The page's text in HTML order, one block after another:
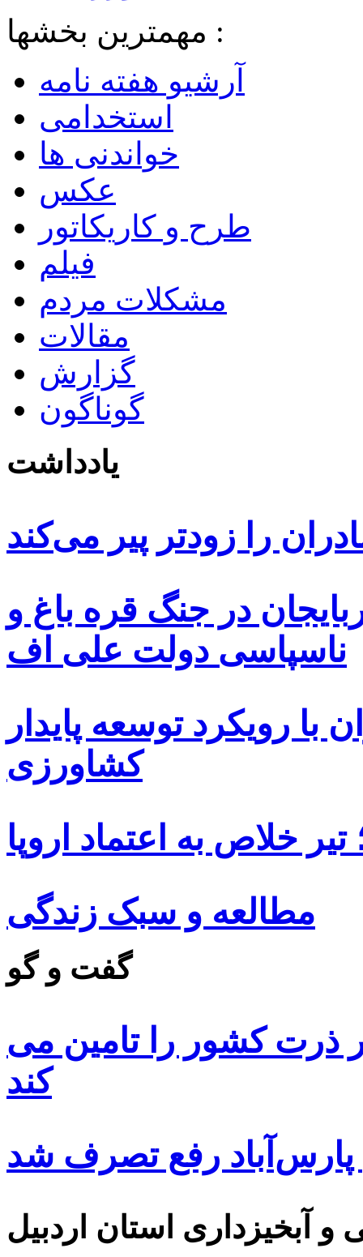
مهمترین بخشها :
آرشیو هفته نامه
استخدامی
خواندنی ها
عکس
طرح و کاریکاتور
فیلم
مشکلات مردم
مقالات
گزارش
گوناگون
یادداشت
را زودتر پیر می‌کند
در جنگ قره باغ و
ناسپاسی دولت علی اف
با رویکرد توسعه پایدار
کشاورزی
خلاص به اعتماد اروپا
مطالعه و سبک زندگی
گفت و گو
۸۵ درصد بذر ذرت کشور را تامین می
کند
پارس‌آباد رفع تصرف شد